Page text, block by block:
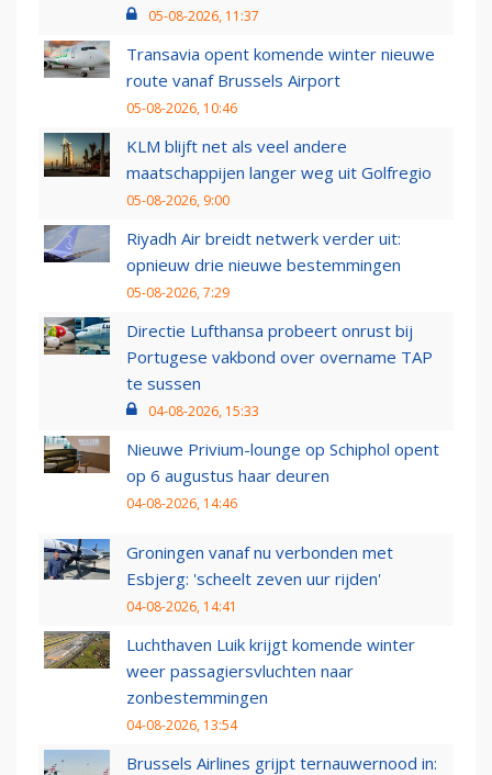
05-08-2026, 11:37
Transavia opent komende winter nieuwe
route vanaf Brussels Airport
05-08-2026, 10:46
KLM blijft net als veel andere
maatschappijen langer weg uit Golfregio
05-08-2026, 9:00
Riyadh Air breidt netwerk verder uit:
opnieuw drie nieuwe bestemmingen
05-08-2026, 7:29
Directie Lufthansa probeert onrust bij
Portugese vakbond over overname TAP
te sussen
04-08-2026, 15:33
Nieuwe Privium-lounge op Schiphol opent
op 6 augustus haar deuren
04-08-2026, 14:46
Groningen vanaf nu verbonden met
Esbjerg: 'scheelt zeven uur rijden'
04-08-2026, 14:41
Luchthaven Luik krijgt komende winter
weer passagiersvluchten naar
zonbestemmingen
04-08-2026, 13:54
Brussels Airlines grijpt ternauwernood in: